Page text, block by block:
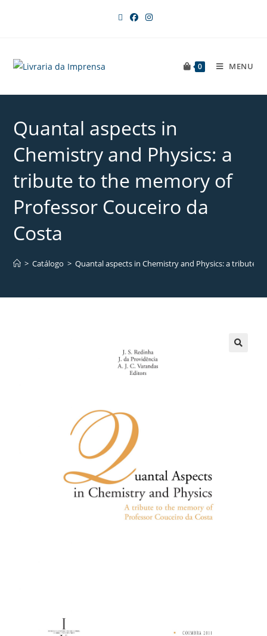
0 MENU
Quantal aspects in
Chemistry and Physics: a
tribute to the memory of
Professor Couceiro da
Costa
> Catálogo > Quantal aspects in Chemistry and Physics: a tribute